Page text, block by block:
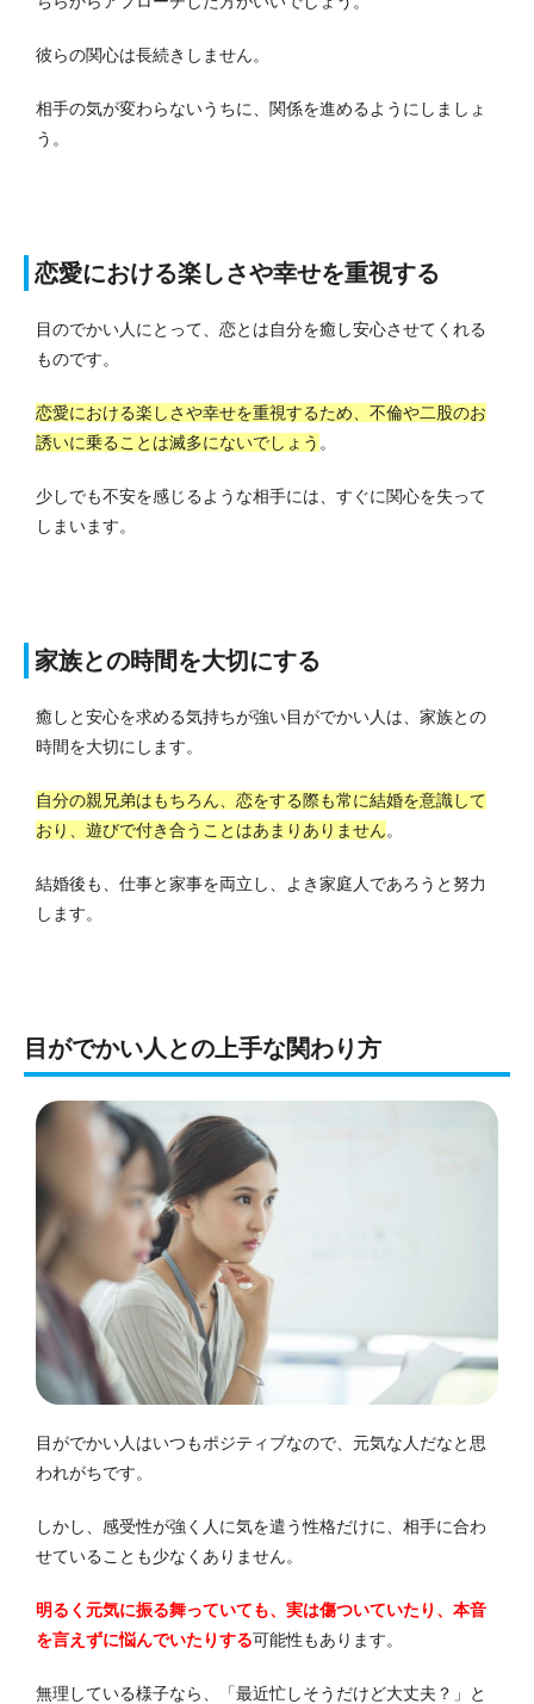
彼らの関心は長続きしません。
相手の気が変わらないうちに、関係を進めるようにしましょ
う。
恋愛における楽しさや幸せを重視する
目のでかい人にとって、恋とは自分を癒し安心させてくれる
ものです。
恋愛における楽しさや幸せを重視するため、不倫や二股のお
誘いに乗ることは滅多にないでしょう 。
少しでも不安を感じるような相手には、すぐに関心を失って
しまいます。
家族との時間を大切にする
癒しと安心を求める気持ちが強い目がでかい人は、家族との
時間を大切にします。
自分の親兄弟はもちろん、恋をする際も常に結婚を意識して
おり、遊びで付き合うことはあまりありません。
結婚後も、仕事と家事を両立し、よき家庭人であろうと努力
します。
目がでかい人との上手な関わり方
目がでかい人はいつもポジティブなので、元気な人だなと思
われがちです。
しかし、感受性が強く人に気を遣う性格だけに、相手に合わ
せていることも少なくありません。
明るく元気に振る舞っていても、実は傷ついていたり、本音
を言えずに悩んでいたりする可能性もあります。
無理している様子なら、「最近忙しそうだけど大丈夫？」と